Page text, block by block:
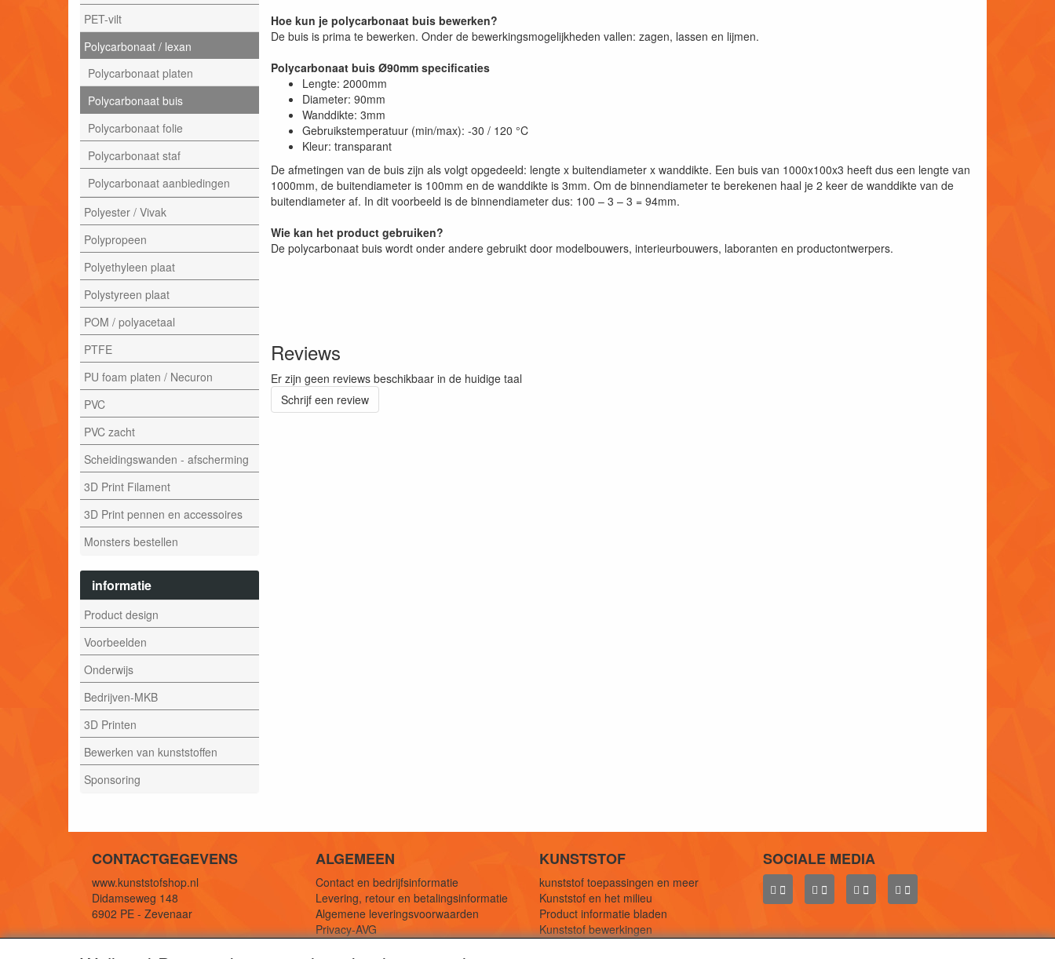
PET-vilt
Polycarbonaat / lexan
Polycarbonaat platen
Polycarbonaat buis
Polycarbonaat folie
Polycarbonaat staf
Polycarbonaat aanbiedingen
Polyester / Vivak
Polypropeen
Polyethyleen plaat
Polystyreen plaat
POM / polyacetaal
PTFE
PU foam platen / Necuron
PVC
PVC zacht
Scheidingswanden - afscherming
3D Print Filament
3D Print pennen en accessoires
Monsters bestellen
informatie
Product design
Voorbeelden
Onderwijs
Bedrijven-MKB
3D Printen
Bewerken van kunststoffen
Sponsoring
Hoe kun je polycarbonaat buis bewerken?
De buis is prima te bewerken. Onder de bewerkingsmogelijkheden vallen: zagen, lassen en lijmen.
Polycarbonaat buis Ø90mm specificaties
Lengte: 2000mm
Diameter: 90mm
Wanddikte: 3mm
Gebruikstemperatuur (min/max): -30 / 120 °C
Kleur: transparant
De afmetingen van de buis zijn als volgt opgedeeld: lengte x buitendiameter x wanddikte. Een buis van 1000x100x3 heeft dus een lengte van
1000mm, de buitendiameter is 100mm en de wanddikte is 3mm. Om de binnendiameter te berekenen haal je 2 keer de wanddikte van de
buitendiameter af. In dit voorbeeld is de binnendiameter dus: 100 – 3 – 3 = 94mm.
Wie kan het product gebruiken?
De polycarbonaat buis wordt onder andere gebruikt door modelbouwers, interieurbouwers, laboranten en productontwerpers.
Reviews
Er zijn geen reviews beschikbaar in de huidige taal
Schrijf een review
CONTACTGEGEVENS
www.kunststofshop.nl
Didamseweg 148
6902 PE - Zevenaar
ALGEMEEN
Contact en bedrijfsinformatie
Levering, retour en betalingsinformatie
Algemene leveringsvoorwaarden
Privacy-AVG
KUNSTSTOF
kunststof toepassingen en meer
Kunststof en het milieu
Product informatie bladen
Kunststof bewerkingen
SOCIALE MEDIA